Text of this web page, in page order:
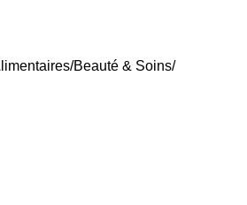
Beauté & Soins